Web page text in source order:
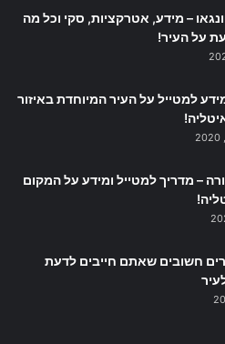
– מידע, אטרקציות, סקי וכל מה
על העיר!
מידע למטייל על העיר המיוחדת באיזור
– מדריך למטייל ומידע על המקום
חשובים שאתם חייבים לדעת